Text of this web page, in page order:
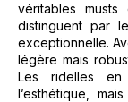
véritables
distinguent par
exceptionnelle.
légère mais
Les ridelles en
l’esthétique,